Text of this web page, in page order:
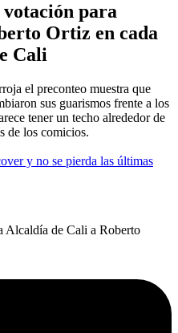
para
Ortiz en cada
Cali
el preconteo muestra que
sus guarismos frente a los
tener un techo alrededor de
de los comicios.
y no se pierda las últimas
Alcaldía de Cali a Roberto